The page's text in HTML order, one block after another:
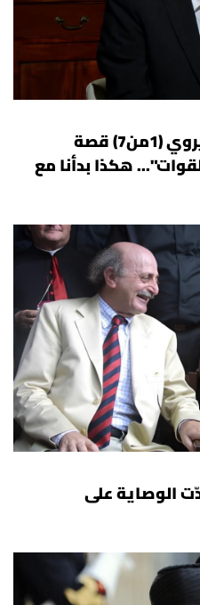
بالفيديو - أسعد شفتري يروي (1من7) قصة
هكذا بدأنا مع
يوم ردّت الوصاية على